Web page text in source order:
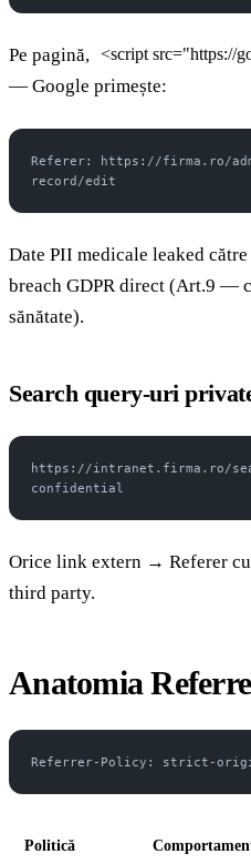
Pe pagină, <script src="https://
— Google primește:
Referer: https://firma.ro/
record/edit
Date PII medicale leaked
breach GDPR direct (Art.9 —
sănătate).
Search query-uri
https://intranet.firma.ro/
confidential
Orice link extern → Referer
third party.
Anatomia
Referrer-Policy: strict-
Politică